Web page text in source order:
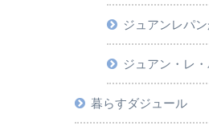
ジュアンレパ
ジュアン・レ
暮らすダジュール